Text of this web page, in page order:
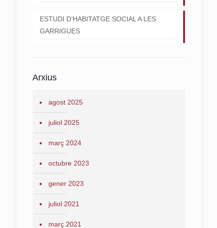
ESTUDI D’HABITATGE SOCIAL A LES
GARRIGUES
Arxius
agost 2025
juliol 2025
març 2024
octubre 2023
gener 2023
juliol 2021
març 2021